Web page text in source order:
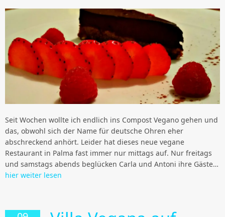
Seit Wochen wollte ich endlich ins Compost Vegano gehen und
das, obwohl sich der Name für deutsche Ohren eher
abschreckend anhört. Leider hat dieses neue vegane
Restaurant in Palma fast immer nur mittags auf. Nur freitags
und samstags abends beglücken Carla und Antoni ihre Gäste…
hier weiter lesen